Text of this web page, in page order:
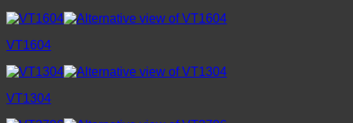
VT1604
VT1304